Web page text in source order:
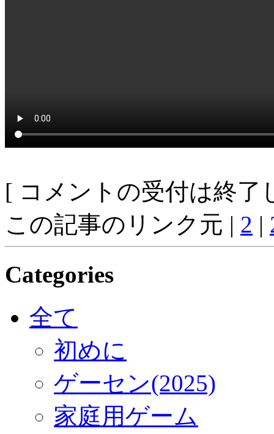
[ コメントの受付は終了
この記事のリンク元 | 2 |
Categories
全て
初めに
ゲーセン(2025)
家庭用ゲーム